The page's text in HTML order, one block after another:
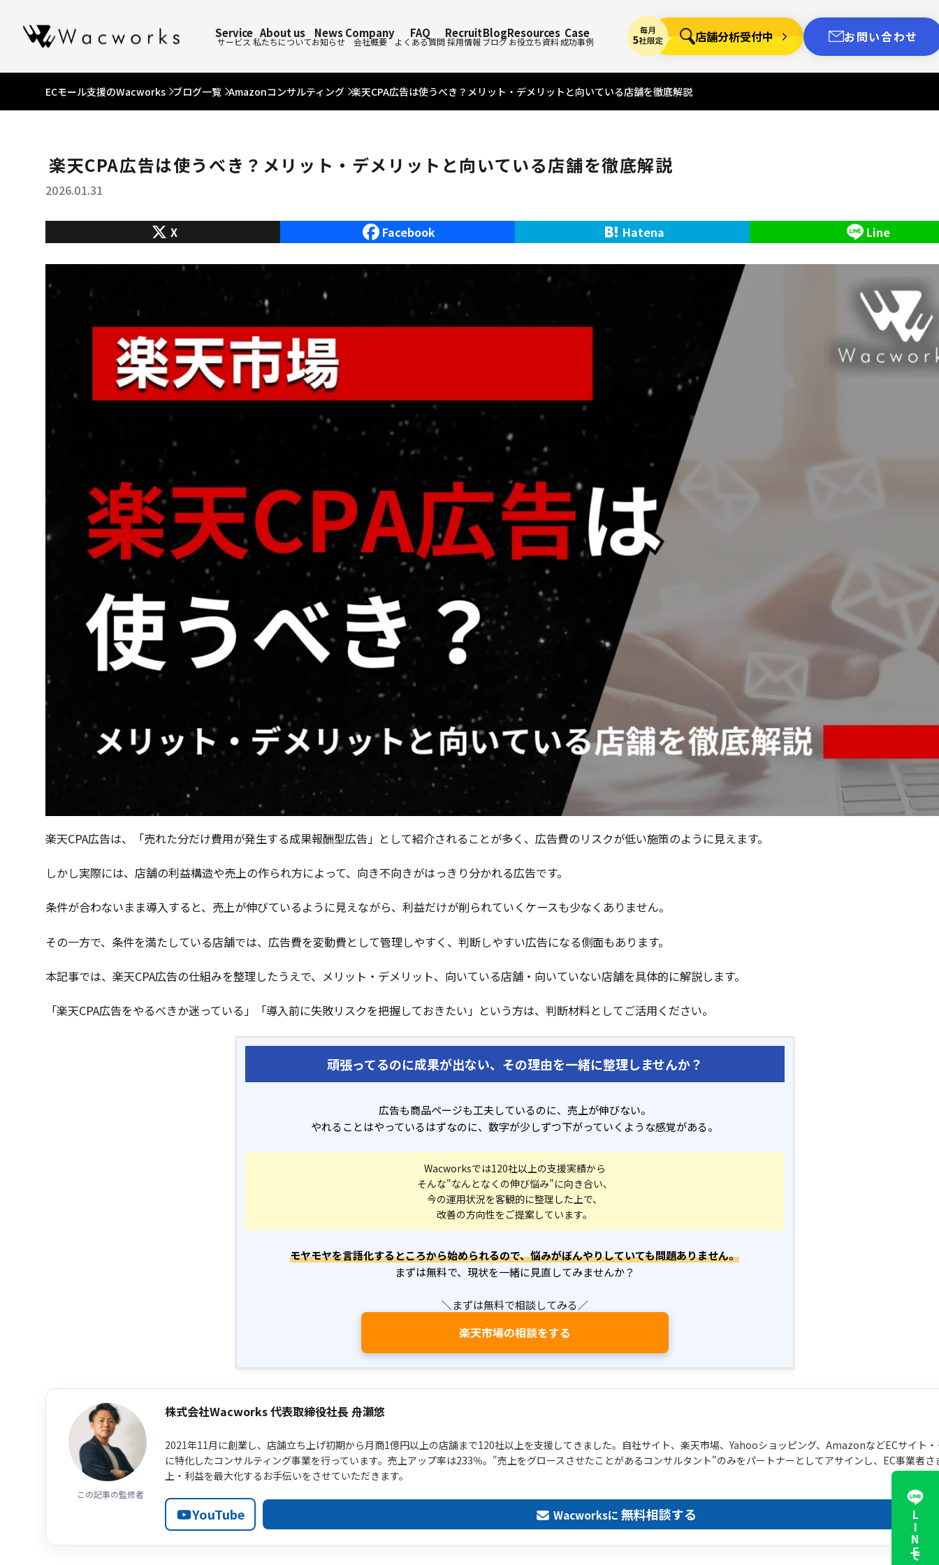
Service
サービス
About us
私たちについて
News
お知らせ
Company
会社概要
FAQ
よくある質問
Recruit
採用情報
Blog
ブログ
Resources
お役立ち資料
Case
成功事例 店舗分析受付中 お問い合わせ
ECモール支援のWacworks ブログ一覧 Amazonコンサルティング 楽天CPA広告は使うべき？メリット・デメリットと向いている店舗を徹底解説
楽天CPA広告は使うべき？メリット・デメリットと向いている店舗を徹底解説
2026.01.31
X Facebook Hatena Line
楽天CPA広告は、「売れた分だけ費用が発生する成果報酬型広告」として紹介されることが多く、広告費のリスクが低い施策のように見えます。
しかし実際には、店舗の利益構造や売上の作られ方によって、向き不向きがはっきり分かれる広告です。
条件が合わないまま導入すると、売上が伸びているように見えながら、利益だけが削られていくケースも少なくありません。
その一方で、条件を満たしている店舗では、広告費を変動費として管理しやすく、判断しやすい広告になる側面もあります。
本記事では、楽天CPA広告の仕組みを整理したうえで、メリット・デメリット、向いている店舗・向いていない店舗を具体的に解説します。
「楽天CPA広告をやるべきか迷っている」「導入前に失敗リスクを把握しておきたい」という方は、判断材料としてご活用ください。
頑張ってるのに成果が出ない、その理由を一緒に整理しませんか？
広告も商品ページも工夫しているのに、売上が伸びない。
やれることはやっているはずなのに、数字が少しずつ下がっていくような感覚がある。
Wacworksでは120社以上の支援実績から
そんな"なんとなくの伸び悩み"に向き合い、
今の運用状況を客観的に整理した上で、
改善の方向性をご提案しています。
モヤモヤを言語化するところから始められるので、悩みがぼんやりしていても問題ありません。
まずは無料で、現状を一緒に見直してみませんか？
＼まずは無料で相談してみる／
楽天市場の相談をする
この記事の監修者
株式会社Wacworks 代表取締役社長 舟瀬悠
2021年11月に創業し、店舗立ち上げ初期から月商1億円以上の店舗まで120社以上を支援してきました。自社サイト、楽天市場、Yahooショッピング、AmazonなどECサイト
に特化したコンサルティング事業を行っています。売上アップ率は233％。"売上をグロースさせたことがあるコンサルタント"のみをパートナーとしてアサインし、EC事業者さ
上・利益を最大化するお手伝いをさせていただきます。
YouTube Wacworksに 無料相談する